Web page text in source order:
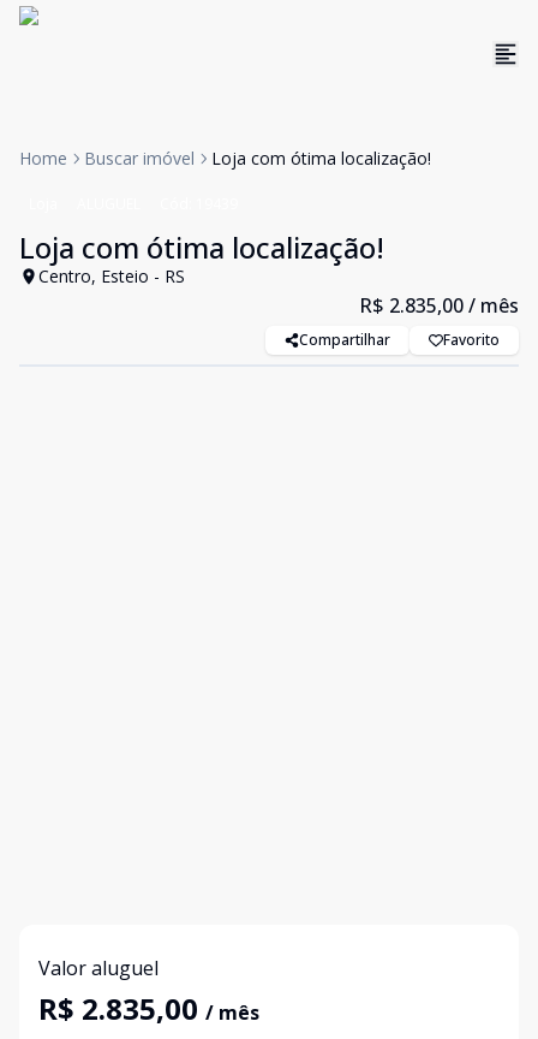
Home Buscar imóvel Loja com ótima localização!
Loja com ótima localização!
Centro, Esteio - RS
R$ 2.835,00/ mês
Compartilhar Favorito
Valor aluguel
R$ 2.835,00 / mês